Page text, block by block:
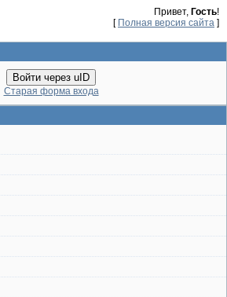
Привет, Гость!
[ Полная версия сайта ]
Войти через uID
Старая форма входа